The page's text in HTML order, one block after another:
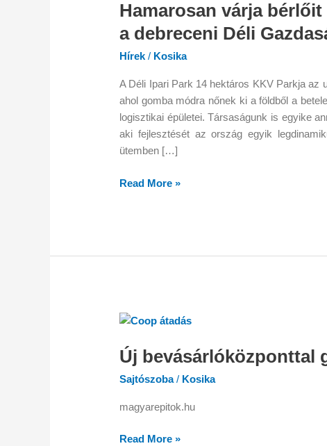
Hamarosan várja bérlőit
a debreceni Déli
Hírek / Kosika
A Déli Ipari Park 14 hektáros KKV Parkja az
ahol gomba módra nőnek ki a földből a
logisztikai épületei. Társaságunk is egyike
aki fejlesztését az ország egyik
ütemben […]
Read More »
Új bevásárlóközponttal
Sajtószoba/ Kosika
magyarepitok.hu
Új
gazdagodott
Dél-
Debrecen
Read More »